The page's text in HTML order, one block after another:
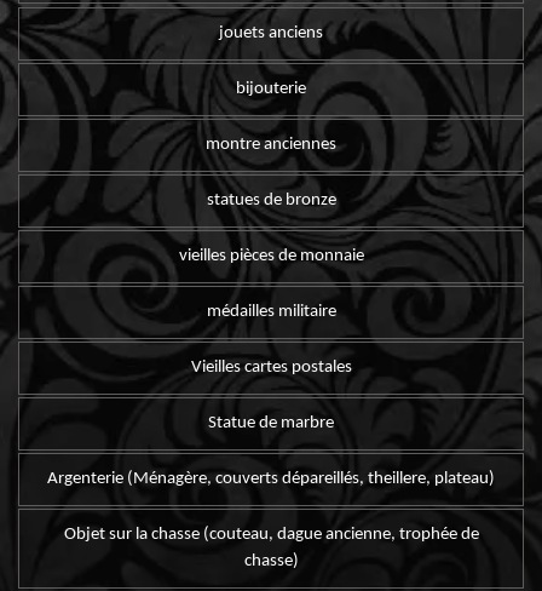
jouets anciens
bijouterie
montre anciennes
statues de bronze
vieilles pièces de monnaie
médailles militaire
Vieilles cartes postales
Statue de marbre
Argenterie (Ménagère, couverts dépareillés, theillere, plateau)
Objet sur la chasse (couteau, dague ancienne, trophée de
chasse)